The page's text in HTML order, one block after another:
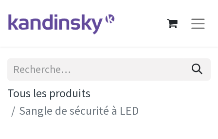
Tous les produits
Sangle de sécurité à LED